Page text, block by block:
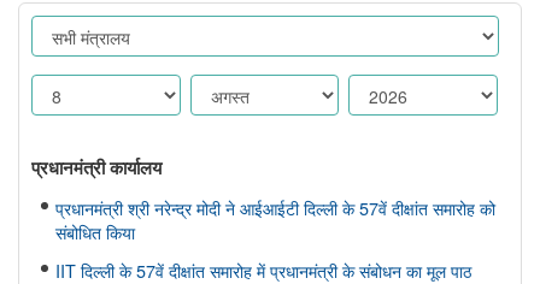
प्रधानमंत्री कार्यालय
प्रधानमंत्री श्री नरेन्द्र मोदी ने आईआईटी दिल्ली के 57वें दीक्षांत समारोह को
संबोधित किया
IIT दिल्ली के 57वें दीक्षांत समारोह में प्रधानमंत्री के संबोधन का मूल पाठ